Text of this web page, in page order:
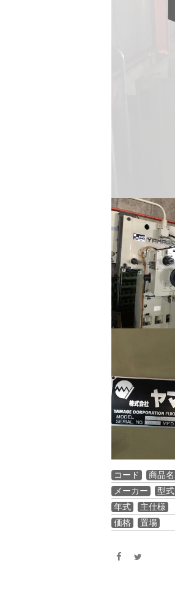
コード
商品名
メーカー
型式
年式
主仕様
価格
置場